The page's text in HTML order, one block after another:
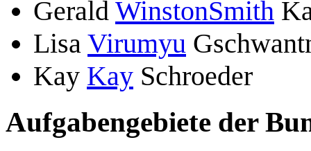
Gerald WinstonSmith
Lisa Virumyu
Kay Kay Schroeder
Aufgabengebiete der